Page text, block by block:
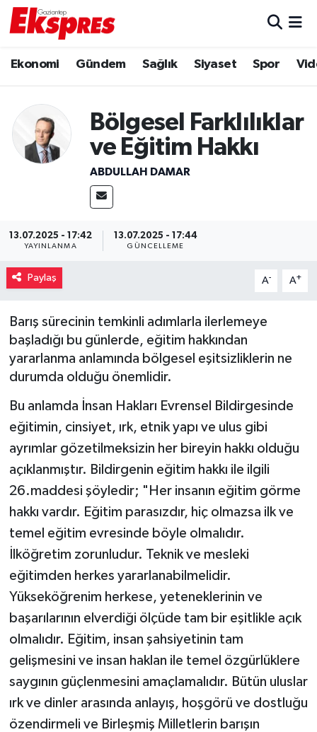
Ekonomi Gündem Sağlık Siyaset Spor
Bölgesel Farklılıklar
ve Eğitim Hakkı
ABDULLAH DAMAR
13.07.2025 - 17:42
YAYINLANMA
13.07.2025 - 17:44
GÜNCELLEME
Paylaş A- A+
Barış sürecinin temkinli adımlarla ilerlemeye
başladığı bu günlerde, eğitim hakkından
yararlanma anlamında bölgesel eşitsizliklerin ne
durumda olduğu önemlidir.
Bu anlamda İnsan Hakları Evrensel Bildirgesinde
eğitimin, cinsiyet, ırk, etnik yapı ve ulus gibi
ayrımlar gözetilmeksizin her bireyin hakkı olduğu
açıklanmıştır. Bildirgenin eğitim hakkı ile ilgili
26.maddesi şöyledir; "Her insanın eğitim görme
hakkı vardır. Eğitim parasızdır, hiç olmazsa ilk ve
temel eğitim evresinde böyle olmalıdır.
İlköğretim zorunludur. Teknik ve mesleki
eğitimden herkes yararlanabilmelidir.
Yükseköğrenim herkese, yeteneklerinin ve
başarılarının elverdiği ölçüde tam bir eşitlikle açık
olmalıdır. Eğitim, insan şahsiyetinin tam
gelişmesini ve insan haklan ile temel özgürlüklere
saygının güçlenmesini amaçlamalıdır. Bütün uluslar
ırk ve dinler arasında anlayış, hoşgörü ve dostluğu
özendirmeli ve Birleşmiş Milletlerin barışın
Ekonomi
Gaziantep son dakika
Genel
Haberler
Kültür Sanat
Müzik
Piyasa
Resmi İlanlar
Sağlık
Sinemalar
Spor
Teknoloji
Video Haber
Yaşam
Trafik Durumu
Puan Durumu ve Fikstür
Tüm Manşetler
Son Dakika Haberleri
Haber Arşivi